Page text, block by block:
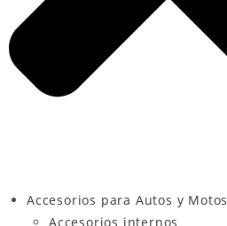
Accesorios para Autos y Motos
Accesorios internos